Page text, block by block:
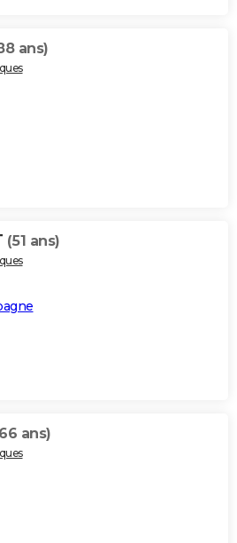
ans)
(51 ans)
ans)